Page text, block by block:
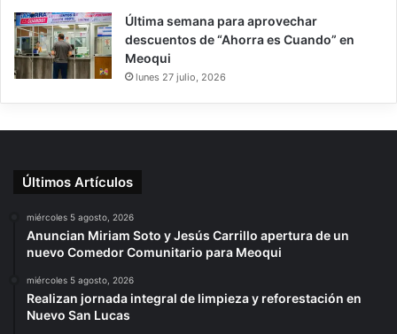
Última semana para aprovechar
descuentos de “Ahorra es Cuando” en
Meoqui
lunes 27 julio, 2026
Últimos Artículos
miércoles 5 agosto, 2026
Anuncian Miriam Soto y Jesús Carrillo apertura de un
nuevo Comedor Comunitario para Meoqui
miércoles 5 agosto, 2026
Realizan jornada integral de limpieza y reforestación en
Nuevo San Lucas